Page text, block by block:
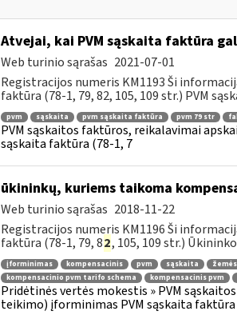
Atvejai, kai PVM sąskaita faktūra
Web turinio sąrašas 2021-07-01
Registracijos numeris KM1193 Ši
faktūra (78-1, 79, 82, 105, 109 str.) PVM
pvm sąskaita pvm sąskaita faktūra pvm 79 str
PVM sąskaitos faktūros, reikalavimai
sąskaita faktūra (78-1, 7
ūkininkų, kuriems taikoma
Web turinio sąrašas 2018-11-22
Registracijos numeris KM1196 Ši
faktūra (78-1, 79, 82, 105, 109 str.)
įforminimas kompensacinis pvm sąskaita
kompensacinio pvm tarifo schema
kompensacinis pvm
Pridėtinės vertės mokestis » PVM
teikimo) įforminimas PVM sąskaita faktūra